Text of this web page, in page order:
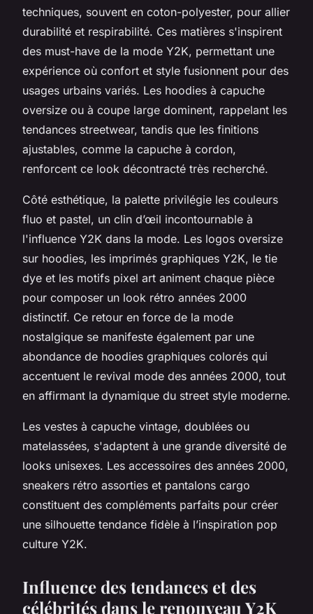
techniques, souvent en coton-polyester, pour allier
durabilité et respirabilité. Ces matières s'inspirent
des must-have de la mode Y2K, permettant une
expérience où confort et style fusionnent pour des
usages urbains variés. Les hoodies à capuche
oversize ou à coupe large dominent, rappelant les
tendances streetwear, tandis que les finitions
ajustables, comme la capuche à cordon,
renforcent ce look décontracté très recherché.
Côté esthétique, la palette privilégie les couleurs
fluo et pastel, un clin d’œil incontournable à
l'influence Y2K dans la mode. Les logos oversize
sur hoodies, les imprimés graphiques Y2K, le tie
dye et les motifs pixel art animent chaque pièce
pour composer un look rétro années 2000
distinctif. Ce retour en force de la mode
nostalgique se manifeste également par une
abondance de hoodies graphiques colorés qui
accentuent le revival mode des années 2000, tout
en affirmant la dynamique du street style moderne.
Les vestes à capuche vintage, doublées ou
matelassées, s'adaptent à une grande diversité de
looks unisexes. Les accessoires des années 2000,
sneakers rétro assorties et pantalons cargo
constituent des compléments parfaits pour créer
une silhouette tendance fidèle à l’inspiration pop
culture Y2K.
Influence des tendances et des
célébrités dans le renouveau Y2K